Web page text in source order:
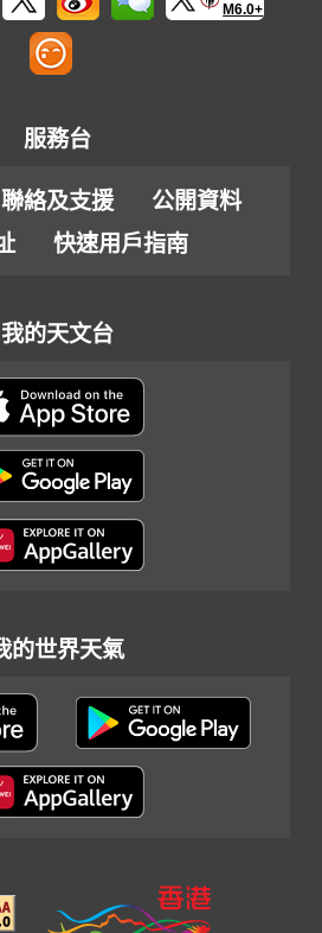
M6.0+
服務台
聯絡及支援
公開資料
快速用戶指南
我的天文台
的世界天氣